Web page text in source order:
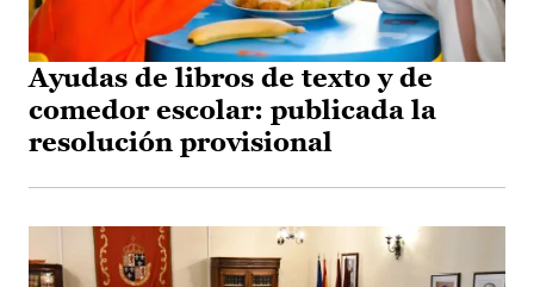
Ayudas de libros de texto y de
comedor escolar: publicada la
resolución provisional